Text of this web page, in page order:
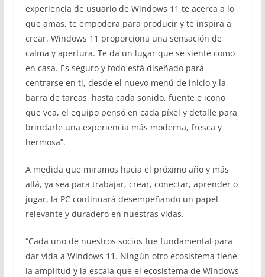
experiencia de usuario de Windows 11 te acerca a lo
que amas, te empodera para producir y te inspira a
crear. Windows 11 proporciona una sensación de
calma y apertura. Te da un lugar que se siente como
en casa. Es seguro y todo está diseñado para
centrarse en ti, desde el nuevo menú de inicio y la
barra de tareas, hasta cada sonido, fuente e icono
que vea, el equipo pensó en cada píxel y detalle para
brindarle una experiencia más moderna, fresca y
hermosa”.
A medida que miramos hacia el próximo año y más
allá, ya sea para trabajar, crear, conectar, aprender o
jugar, la PC continuará desempeñando un papel
relevante y duradero en nuestras vidas.
“Cada uno de nuestros socios fue fundamental para
dar vida a Windows 11. Ningún otro ecosistema tiene
la amplitud y la escala que el ecosistema de Windows